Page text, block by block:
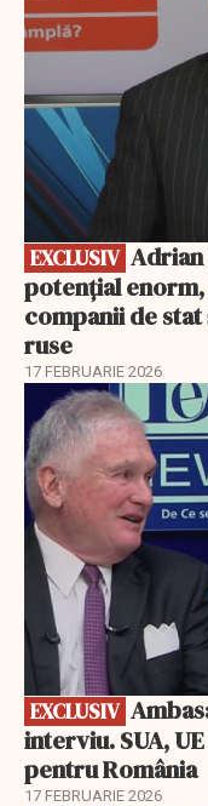
EXCLUSIV
potențial
companii de
ruse
17 FEBRUARIE 2026
EXCLUSIV
EXCLUSIV
interviu. SUA,
pentru România
17 FEBRUARIE 2026